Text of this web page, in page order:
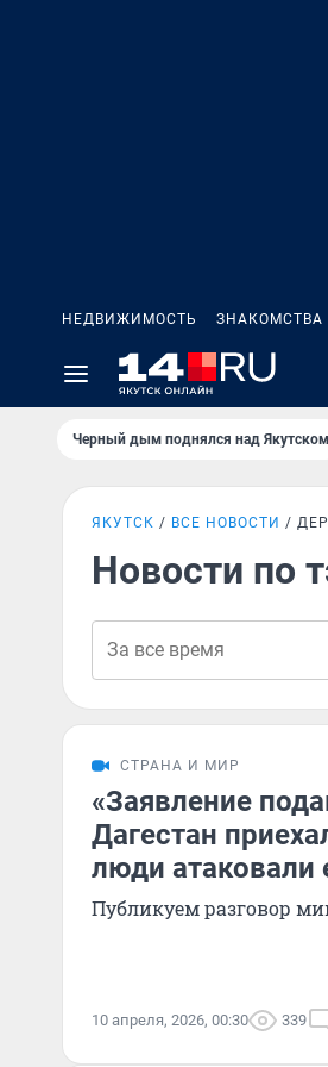
НЕДВИЖИМОСТЬ ЗНАКОМСТВА
Черный дым поднялся над Якутском
ЯКУТСК ВСЕ НОВОСТИ
Новости по
СТРАНА И МИР
«Заявление
Дагестан
люди атаковали
Публикуем разговор
10 апреля, 2026, 00:30 339